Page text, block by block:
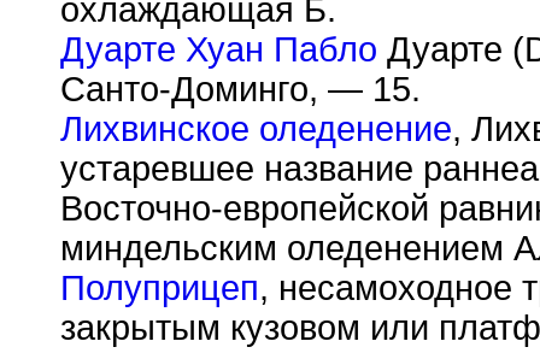
охлаждающая Б.
Дуарте Хуан Пабло Дуарте
Санто-Доминго, — 15.
Лихвинское оледенение,
устаревшее название
Восточно-европейской
миндельским оледенением
Полуприцеп, несамоходное
закрытым кузовом или